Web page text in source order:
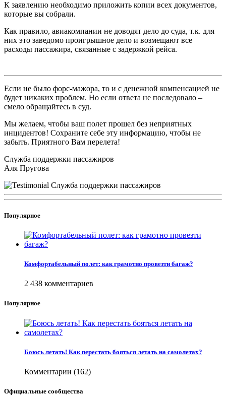
К заявлению необходимо приложить копии всех документов,
которые вы собрали.
Как правило, авиакомпании не доводят дело до суда, т.к. для
них это заведомо проигрышное дело и возмещают все
расходы пассажира, связанные с задержкой рейса.
Если не было форс-мажора, то и с денежной компенсацией не
будет никаких проблем. Но если ответа не последовало –
смело обращайтесь в суд.
Мы желаем, чтобы ваш полет прошел без неприятных
инцидентов! Сохраните себе эту информацию, чтобы не
забыть. Приятного Вам перелета!
Служба поддержки пассажиров
Аля Пругова
Популярное
Комфортабельный полет: как грамотно провезти багаж?
2 438 комментариев
Популярное
Боюсь летать! Как перестать бояться летать на самолетах?
Комментарии (162)
Официальные сообщества